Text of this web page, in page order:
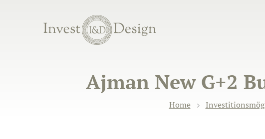
Ajman New G+2
Home